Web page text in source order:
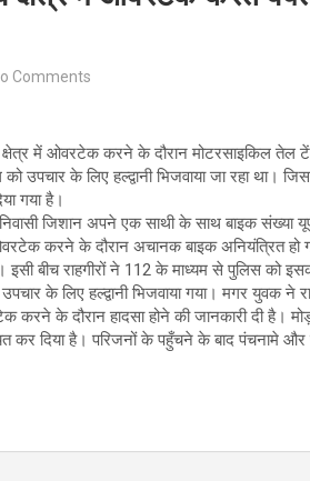
Comments
में ओवरटेक करने के दौरान मोटरसाइकिल तेल
उपचार के लिए हल्द्वानी भिजवाया जा रहा था।
गया है।
जिशान अपने एक साथी के साथ बाइक संख्या
करने के दौरान अचानक बाइक अनियंत्रित हो
इसी बीच राहगीरों ने 112 के माध्यम से पुलिस को
के लिए हल्द्वानी भिजवाया गया। मगर युवक ने
के दौरान हादसा होने की जानकारी दी है।
दिया है। परिजनों के पहुँचने के बाद पंचनामे और